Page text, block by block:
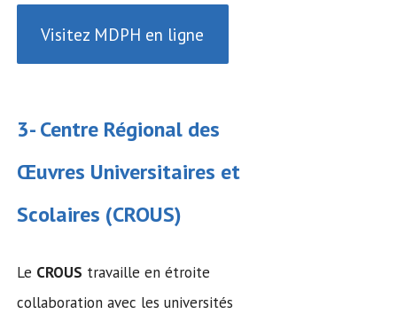
Visitez MDPH en ligne
3- Centre Régional des
Œuvres Universitaires et
Scolaires (CROUS)
Le CROUS travaille en étroite
collaboration avec les universités